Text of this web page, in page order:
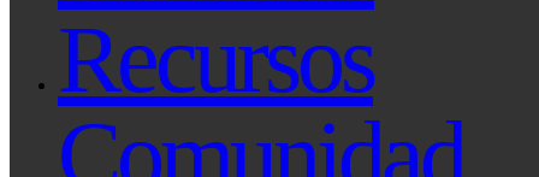
Recursos
Comunidad